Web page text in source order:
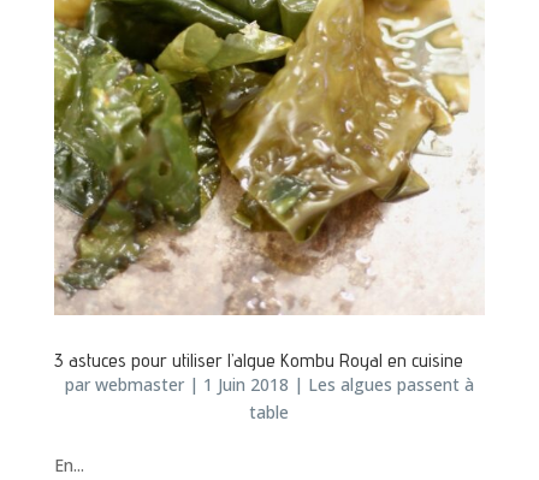
3 astuces pour utiliser l’algue Kombu Royal en cuisine
par webmaster| 1 Juin 2018 | Les algues passent à
table
En...